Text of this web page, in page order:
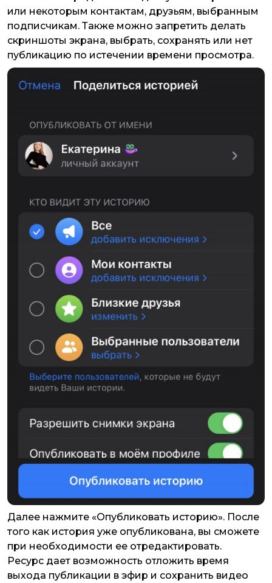
или некоторым контактам, друзьям, выбранным
подписчикам. Также можно запретить делать
скриншоты экрана, выбрать, сохранять или нет
публикацию по истечении времени просмотра.
Далее нажмите «Опубликовать историю». После
того как история уже опубликована, вы сможете
при необходимости ее отредактировать.
Ресурс дает возможность отложить время
выхода публикации в эфир и сохранить видео